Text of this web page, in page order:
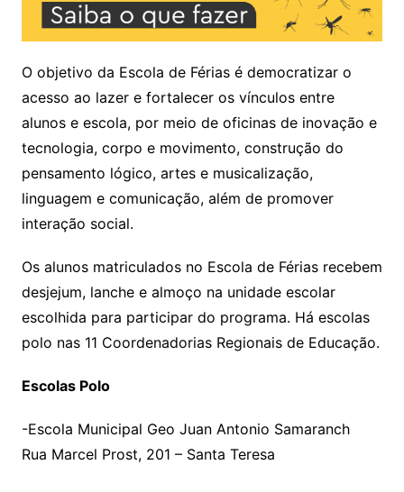
O objetivo da Escola de Férias é democratizar o
acesso ao lazer e fortalecer os vínculos entre
alunos e escola, por meio de oficinas de inovação e
tecnologia, corpo e movimento, construção do
pensamento lógico, artes e musicalização,
linguagem e comunicação, além de promover
interação social.
Os alunos matriculados no Escola de Férias recebem
desjejum, lanche e almoço na unidade escolar
escolhida para participar do programa. Há escolas
polo nas 11 Coordenadorias Regionais de Educação.
Escolas Polo
-Escola Municipal Geo Juan Antonio Samaranch
Rua Marcel Prost, 201 – Santa Teresa